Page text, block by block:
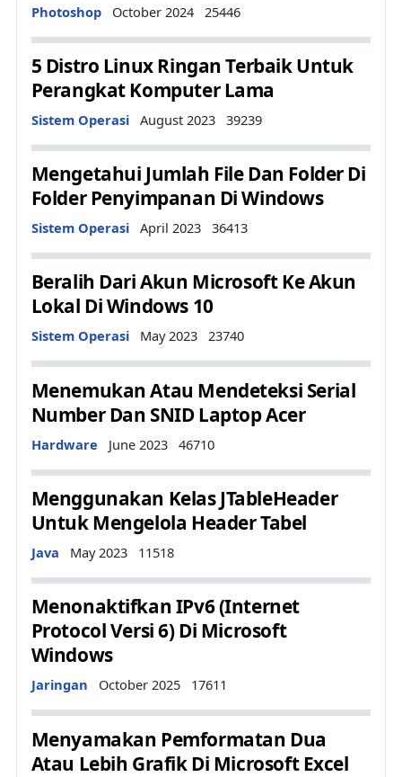
Details
Photoshop October 2024 25446
5 Distro Linux Ringan Terbaik Untuk
Perangkat Komputer Lama
Details
Sistem Operasi August 2023 39239
Mengetahui Jumlah File Dan Folder Di
Folder Penyimpanan Di Windows
Details
Sistem Operasi April 2023 36413
Beralih Dari Akun Microsoft Ke Akun
Lokal Di Windows 10
Details
Sistem Operasi May 2023 23740
Menemukan Atau Mendeteksi Serial
Number Dan SNID Laptop Acer
Details
Hardware June 2023 46710
Menggunakan Kelas JTableHeader
Untuk Mengelola Header Tabel
Details
Java May 2023 11518
Menonaktifkan IPv6 (Internet
Protocol Versi 6) Di Microsoft
Windows
Details
Jaringan October 2025 17611
Menyamakan Pemformatan Dua
Atau Lebih Grafik Di Microsoft Excel